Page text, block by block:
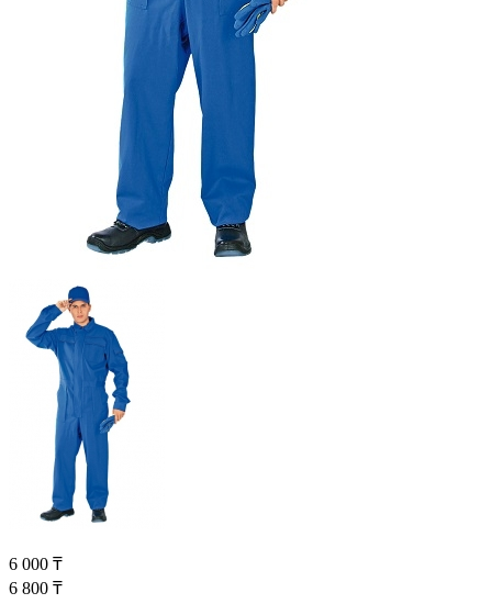
6 000 ₸
6 800 ₸